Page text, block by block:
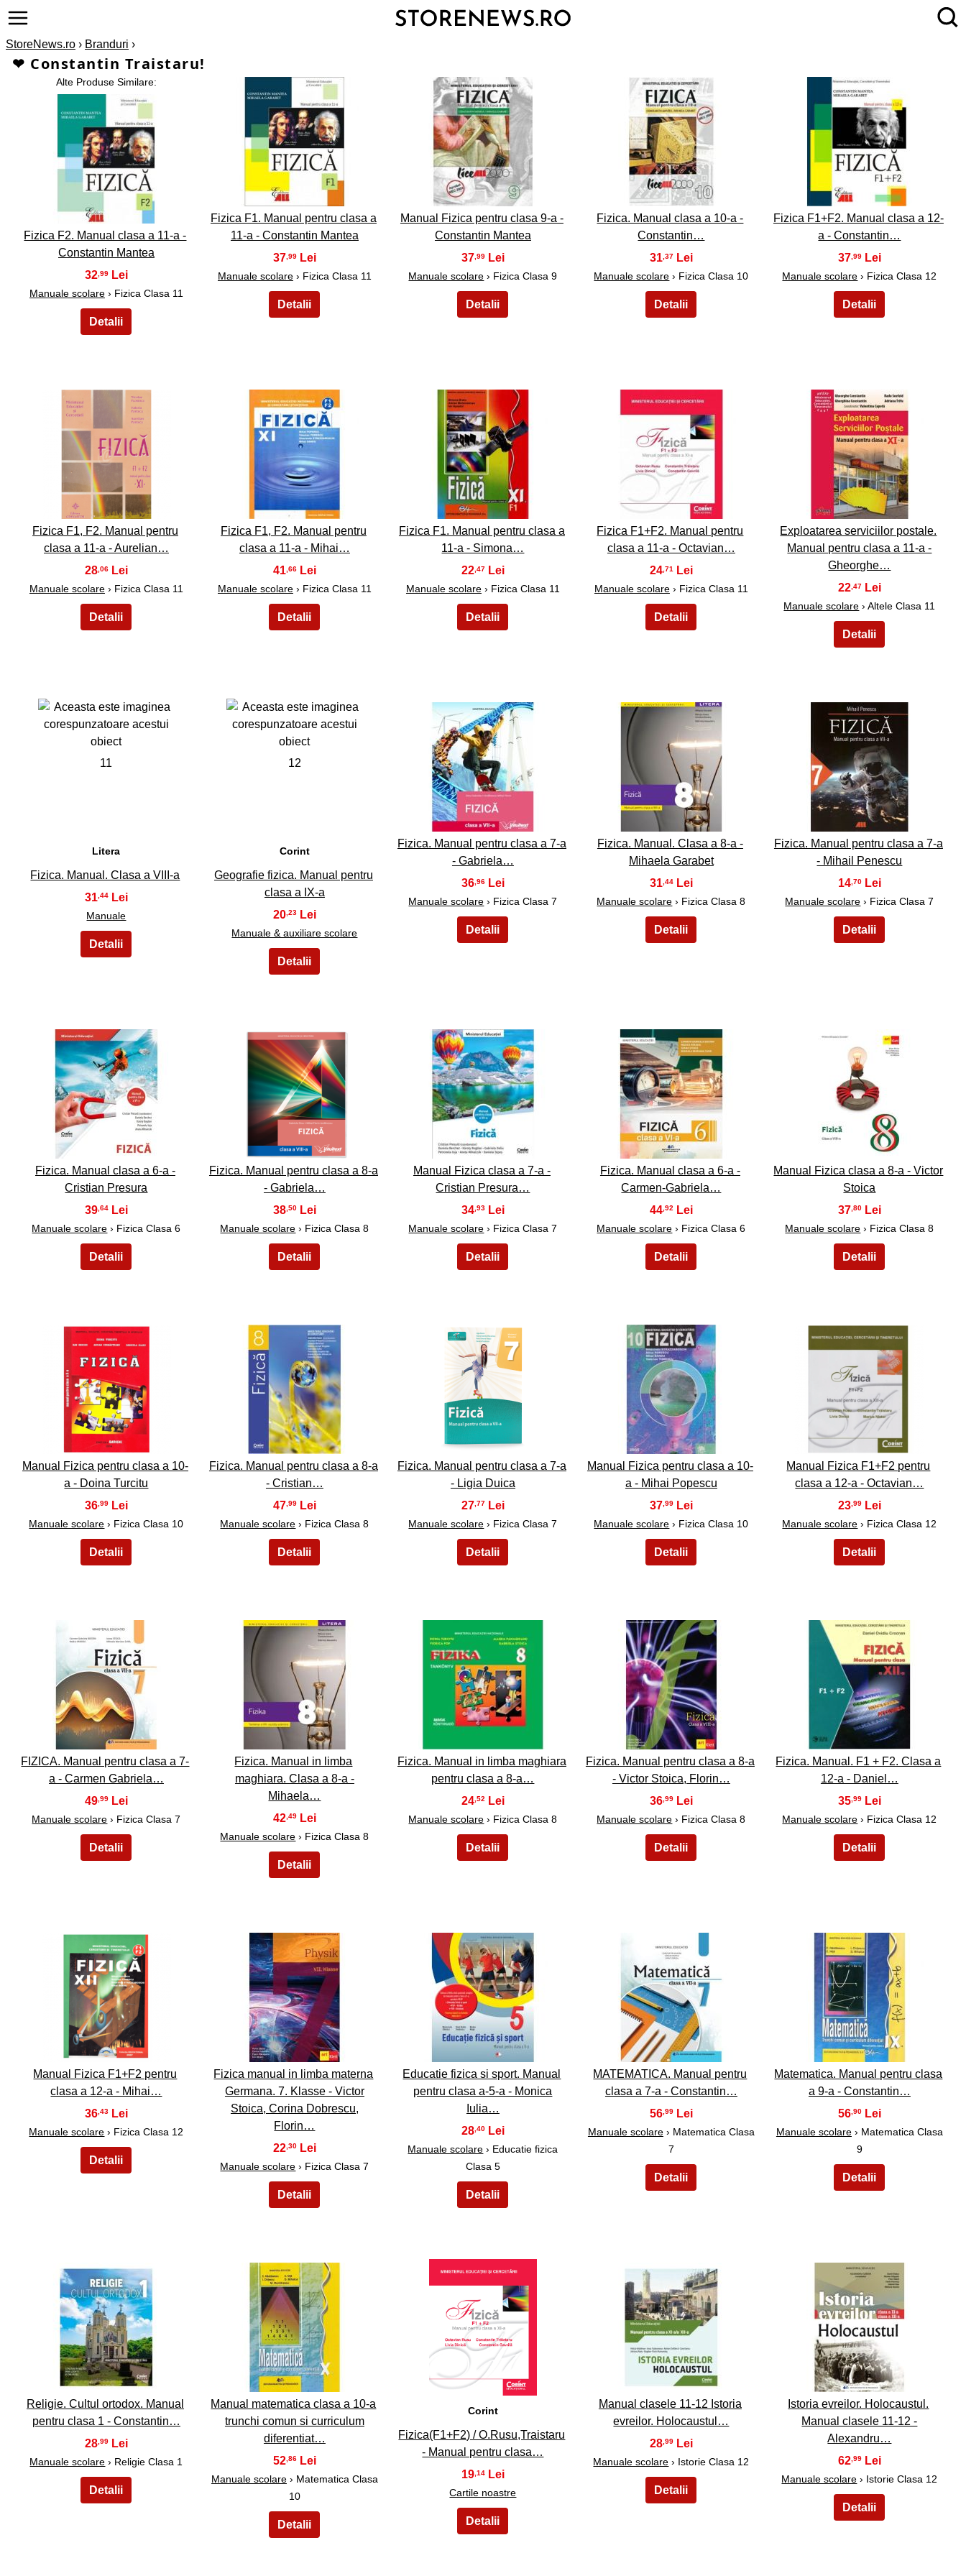
StoreNews.ro › Branduri ›
❤ Constantin Traistaru!
Alte Produse Similare:
1
Fizica F2. Manual clasa a 11-a -
Constantin Mantea
32 ,99
Manuale scolare› Fizica Clasa 11
2
Fizica F1. Manual pentru clasa a
11-a - Constantin Mantea
37,99
Manuale scolare› Fizica Clasa 11
3
Manual Fizica pentru clasa 9-a -
Constantin Mantea
37,99
Manuale scolare › Fizica Clasa 9
4
Fizica. Manual clasa a 10-a -
Constantin…
31 ,37
Manuale scolare › Fizica Clasa 10
5
Fizica F1+F2. Manual clasa a 12-
a - Constantin…
37,99
Manuale scolare › Fizica Clasa 12
6
Fizica F1, F2. Manual pentru
clasa a 11-a - Aurelian…
28 ,06
Manuale scolare› Fizica Clasa 11
Fizica F1, F2. Manual pentru
clasa a 11-a - Mihai…
41 ,66
Manuale scolare› Fizica Clasa 11
8
Fizica F1. Manual pentru clasa a
11-a - Simona…
22 ,47
Manuale scolare› Fizica Clasa 11
9
Fizica F1+F2. Manual pentru
clasa a 11-a - Octavian…
24 ,71
Manuale scolare› Fizica Clasa 11
10
Exploatarea serviciilor postale.
Manual pentru clasa a 11-a -
Gheorghe…
22 ,47
Manuale scolare › Altele Clasa 11
11
Litera
Fizica. Manual. Clasa a VIII-a
31,44
Manuale
12
Corint
Geografie fizica. Manual pentru
clasa a IX-a
20,23
Manuale & auxiliare scolare
13
Fizica. Manual pentru clasa a 7-a
- Gabriela…
36,96
Manuale scolare › Fizica Clasa 7
14
Fizica. Manual. Clasa a 8-a -
Mihaela Garabet
31 ,44
Manuale scolare › Fizica Clasa 8
15
Fizica. Manual pentru clasa a 7-a
- Mihail Penescu
14 ,70
Manuale scolare › Fizica Clasa 7
16
Fizica. Manual clasa a 6-a -
Cristian Presura
39,64
Manuale scolare › Fizica Clasa 6
17
Fizica. Manual pentru clasa a 8-a
- Gabriela…
38,50
Manuale scolare › Fizica Clasa 8
18
Manual Fizica clasa a 7-a -
Cristian Presura…
34,93
Manuale scolare › Fizica Clasa 7
19
Fizica. Manual clasa a 6-a -
Carmen-Gabriela…
44,92
Manuale scolare › Fizica Clasa 6
20
Manual Fizica clasa a 8-a - Victor
Stoica
37,80
Manuale scolare › Fizica Clasa 8
21
Manual Fizica pentru clasa a 10-
a - Doina Turcitu
36,99
Manuale scolare › Fizica Clasa 10
22
Fizica. Manual pentru clasa a 8-a
- Cristian…
47,99
Manuale scolare › Fizica Clasa 8
23
Fizica. Manual pentru clasa a 7-a
- Ligia Duica
27,77
Manuale scolare › Fizica Clasa 7
24
Manual Fizica pentru clasa a 10-
a - Mihai Popescu
37,99
Manuale scolare › Fizica Clasa 10
25
Manual Fizica F1+F2 pentru
clasa a 12-a - Octavian…
23,99
Manuale scolare › Fizica Clasa 12
26
FIZICA. Manual pentru clasa a 7-
a - Carmen Gabriela…
49,99
Manuale scolare › Fizica Clasa 7
27
Fizica. Manual in limba
maghiara. Clasa a 8-a -
Mihaela…
42,49
Manuale scolare › Fizica Clasa 8
28
Fizica. Manual in limba maghiara
pentru clasa a 8-a…
24,52
Manuale scolare › Fizica Clasa 8
29
Fizica. Manual pentru clasa a 8-a
- Victor Stoica, Florin…
36,99
Manuale scolare › Fizica Clasa 8
30
Fizica. Manual. F1 + F2. Clasa a
12-a - Daniel…
35,99
Manuale scolare › Fizica Clasa 12
31
Manual Fizica F1+F2 pentru
clasa a 12-a - Mihai…
36,43
Manuale scolare › Fizica Clasa 12
32
Fizica manual in limba materna
Germana. 7. Klasse - Victor
Stoica, Corina Dobrescu,
Florin…
22,30
Manuale scolare › Fizica Clasa 7
33
Educatie fizica si sport. Manual
pentru clasa a-5-a - Monica
Iulia…
28,40
Manuale scolare › Educatie fizica
Clasa 5
34
MATEMATICA. Manual pentru
clasa a 7-a - Constantin…
56,99
Manuale scolare› Matematica Clasa
7
35
Matematica. Manual pentru clasa
a 9-a - Constantin…
56,90
Manuale scolare› Matematica Clasa
9
36
Religie. Cultul ortodox. Manual
pentru clasa 1 - Constantin…
28,99
Manuale scolare › Religie Clasa 1
37
Manual matematica clasa a 10-a
trunchi comun si curriculum
diferentiat…
52,86
Manuale scolare› Matematica Clasa
10
38
Corint
Fizica(F1+F2) / O.Rusu,Traistaru
- Manual pentru clasa…
19,14
Cartile noastre
39
Manual clasele 11-12 Istoria
evreilor. Holocaustul…
28,99
Manuale scolare › Istorie Clasa 12
40
Istoria evreilor. Holocaustul.
Manual clasele 11-12 -
Alexandru…
62,99
Manuale scolare › Istorie Clasa 12